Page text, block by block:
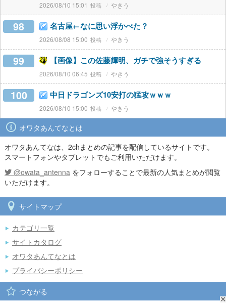
2026/08/10 15:01 やきう
98 名古屋←なに思い浮かべた？
2026/08/08 15:00 やきう
99 【画像】この佐藤輝明、ガチで強そうすぎる
2026/08/10 06:45 やきう
100 中日ドラゴンズ10安打の猛攻ｗｗｗ
2026/08/10 15:00 やきう
オワタあんてなとは
オワタあんてなは、2chまとめの記事を配信しているサイトです。
スマートフォンやタブレットでもご利用いただけます。
@owata_antenna をフォローすることで最新の人気まとめが閲覧
いただけます。
サイトマップ
カテゴリ一覧
サイトカタログ
オワタあんてなとは
プライバシーポリシー
つながる